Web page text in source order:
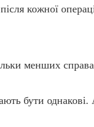
кожної
менших
бути